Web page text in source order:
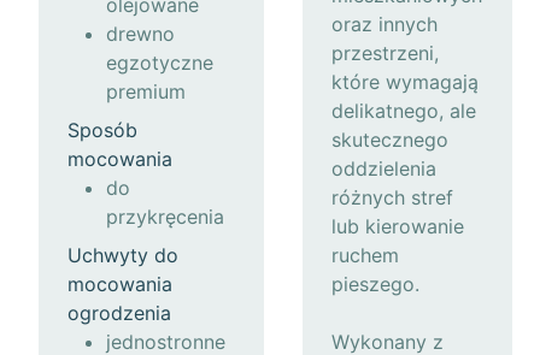
olejowane
drewno
egzotyczne
premium
Sposób
mocowania
do
przykręcenia
Uchwyty do
mocowania
ogrodzenia
jednostronne
oraz innych
przestrzeni,
które wymagają
delikatnego, ale
skutecznego
oddzielenia
różnych stref
lub kierowanie
ruchem
pieszego.
Wykonany z